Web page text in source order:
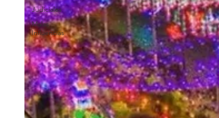
Judiciales
Malas
Influencias